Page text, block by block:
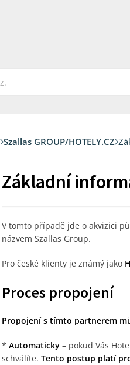
Szallas GROUP/HOTELY.CZ
Základní
V tomto případě jde o akvizici
názvem Szallas Group.
Pro české klienty je známý jako
Proces propojení
Propojení s tímto partnerem
* Automaticky– pokud Vás
schválíte. Tento postup platí